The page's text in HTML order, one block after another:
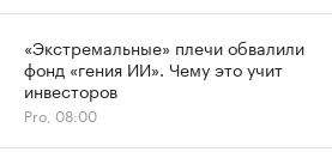
«Экстремальные» плечи обвалили
фонд «гения ИИ». Чему это учит
инвесторов
Pro, 08:00